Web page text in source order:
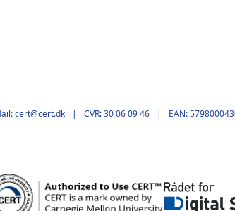
cert@cert.dk CVR: 30 06 09 46 EAN: